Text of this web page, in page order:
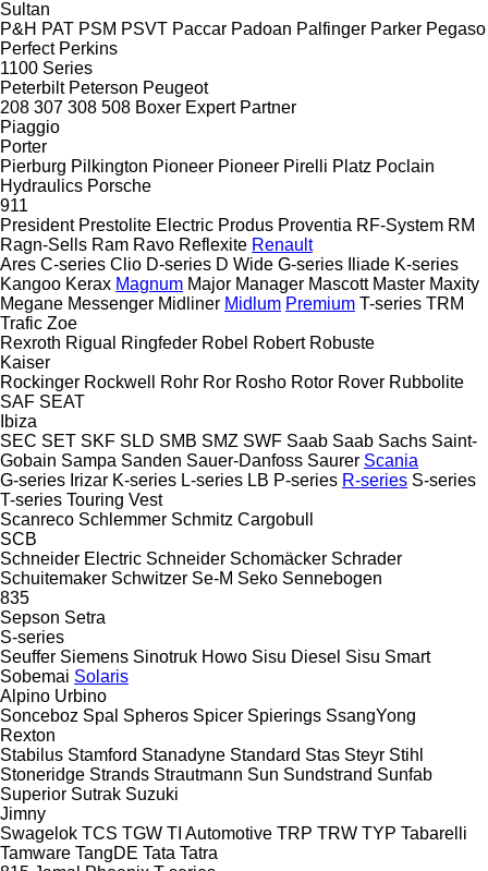
Sultan
P&H PAT PSM PSVT Paccar Padoan Palfinger Parker Pegaso
Perfect Perkins
1100 Series
Peterbilt Peterson Peugeot
208 307 308 508 Boxer Expert Partner
Piaggio
Porter
Pierburg Pilkington Pioneer Pioneer Pirelli Platz Poclain
Hydraulics Porsche
911
President Prestolite Electric Produs Proventia RF-System RM
Ragn-Sells Ram Ravo Reflexite Renault
Ares C-series Clio D-series D Wide G-series Iliade K-series
Kangoo Kerax Magnum Major Manager Mascott Master Maxity
Megane Messenger Midliner Midlum Premium T-series TRM
Trafic Zoe
Rexroth Rigual Ringfeder Robel Robert Robuste
Kaiser
Rockinger Rockwell Rohr Ror Rosho Rotor Rover Rubbolite
SAF SEAT
Ibiza
SEC SET SKF SLD SMB SMZ SWF Saab Saab Sachs Saint-
Gobain Sampa Sanden Sauer-Danfoss Saurer Scania
G-series Irizar K-series L-series LB P-series R-series S-series
T-series Touring Vest
Scanreco Schlemmer Schmitz Cargobull
SCB
Schneider Electric Schneider Schomäcker Schrader
Schuitemaker Schwitzer Se-M Seko Sennebogen
835
Sepson Setra
S-series
Seuffer Siemens Sinotruk Howo Sisu Diesel Sisu Smart
Sobemai Solaris
Alpino Urbino
Sonceboz Spal Spheros Spicer Spierings SsangYong
Rexton
Stabilus Stamford Stanadyne Standard Stas Steyr Stihl
Stoneridge Strands Strautmann Sun Sundstrand Sunfab
Superior Sutrak Suzuki
Jimny
Swagelok TCS TGW TI Automotive TRP TRW TYP Tabarelli
Tamware TangDE Tata Tatra